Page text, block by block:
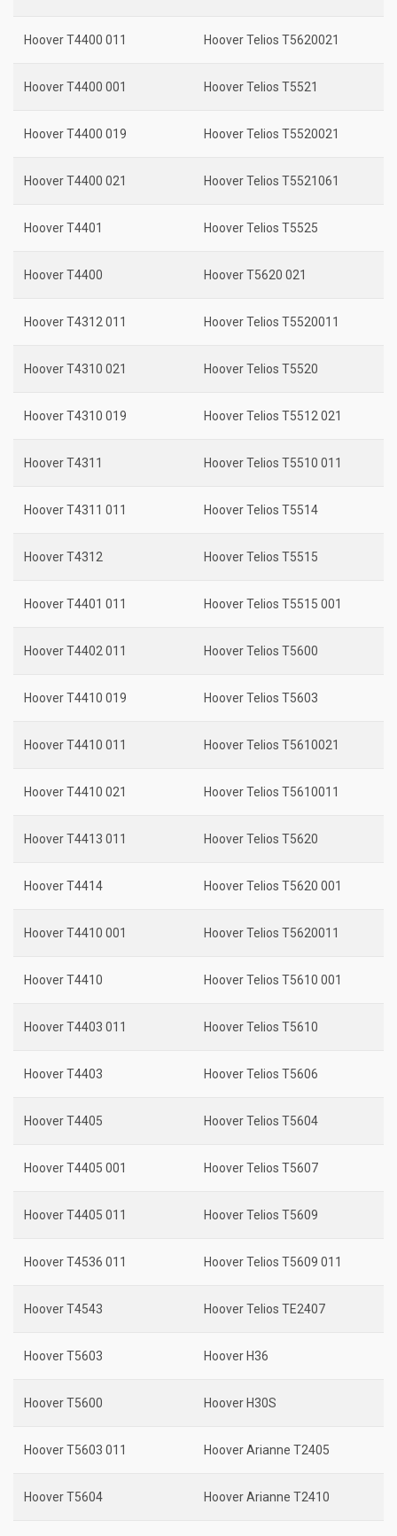
Hoover T4400 011 Hoover Telios T5620021
Hoover T4400 001 Hoover Telios T5521
Hoover T4400 019 Hoover Telios T5520021
Hoover T4400 021 Hoover Telios T5521061
Hoover T4401 Hoover Telios T5525
Hoover T4400 Hoover T5620 021
Hoover T4312 011 Hoover Telios T5520011
Hoover T4310 021 Hoover Telios T5520
Hoover T4310 019 Hoover Telios T5512 021
Hoover T4311 Hoover Telios T5510 011
Hoover T4311 011 Hoover Telios T5514
Hoover T4312 Hoover Telios T5515
Hoover T4401 011 Hoover Telios T5515 001
Hoover T4402 011 Hoover Telios T5600
Hoover T4410 019 Hoover Telios T5603
Hoover T4410 011 Hoover Telios T5610021
Hoover T4410 021 Hoover Telios T5610011
Hoover T4413 011 Hoover Telios T5620
Hoover T4414 Hoover Telios T5620 001
Hoover T4410 001 Hoover Telios T5620011
Hoover T4410 Hoover Telios T5610 001
Hoover T4403 011 Hoover Telios T5610
Hoover T4403 Hoover Telios T5606
Hoover T4405 Hoover Telios T5604
Hoover T4405 001 Hoover Telios T5607
Hoover T4405 011 Hoover Telios T5609
Hoover T4536 011 Hoover Telios T5609 011
Hoover T4543 Hoover Telios TE2407
Hoover T5603 Hoover H36
Hoover T5600 Hoover H30S
Hoover T5603 011 Hoover Arianne T2405
Hoover T5604 Hoover Arianne T2410